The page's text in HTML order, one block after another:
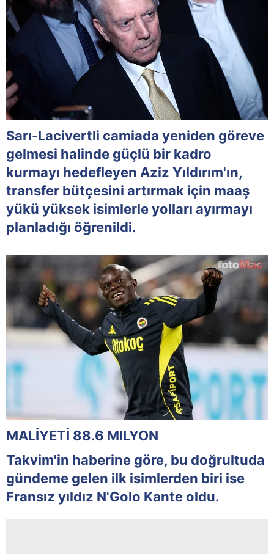
Sarı-Lacivertli camiada yeniden göreve
gelmesi halinde güçlü bir kadro
kurmayı hedefleyen Aziz Yıldırım'ın,
transfer bütçesini artırmak için maaş
yükü yüksek isimlerle yolları ayırmayı
planladığı öğrenildi.
MALİYETİ 88.6 MILYON
Takvim'in haberine göre, bu doğrultuda
gündeme gelen ilk isimlerden biri ise
Fransız yıldız N'Golo Kante oldu.